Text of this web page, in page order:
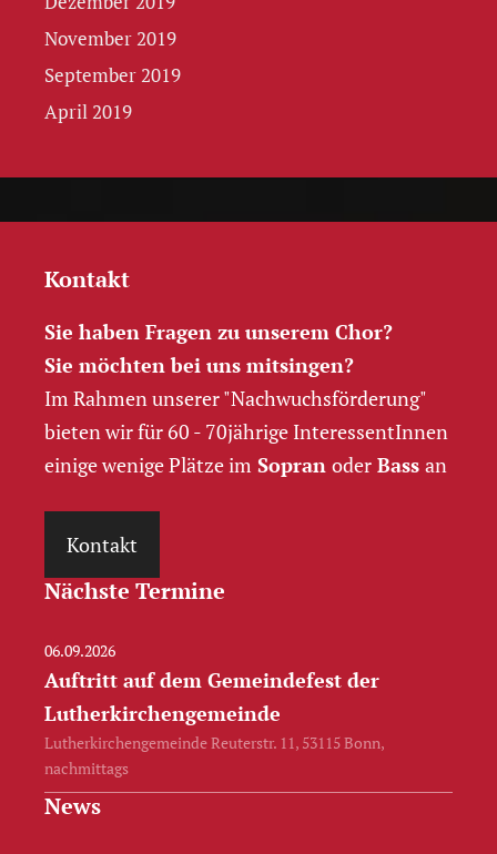
November 2019
September 2019
April 2019
Kontakt
Sie haben Fragen zu unserem Chor?
Sie möchten bei uns mitsingen?
Im Rahmen unserer "Nachwuchs­förderung"
bieten wir für 60 - 70jährige InteressentInnen
einige wenige Plätze im Sopran oder Bass an
Kontakt
Nächste Termine
06.09.2026
Auftritt auf dem Gemeindefest der
Lutherkirchengemeinde
Lutherkirchengemeinde Reuterstr. 11, 53115 Bonn,
nachmittags
News